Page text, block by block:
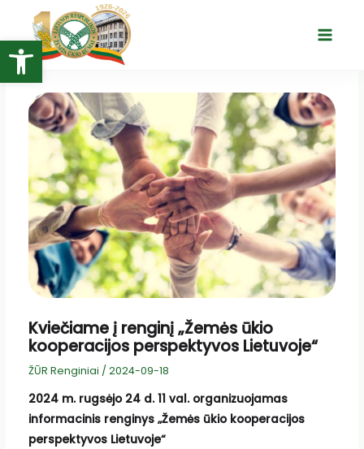
Open toolbar
turinio
Main
Kviečiame į renginį „Žemės ūkio
kooperacijos perspektyvos Lietuvoje“
ŽŪR Renginiai / 2024-09-18
2024 m. rugsėjo 24 d. 11 val. organizuojamas
informacinis renginys „Žemės ūkio kooperacijos
perspektyvos Lietuvoje“